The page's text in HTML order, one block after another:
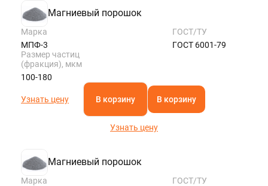
Магниевый порошок
Марка
МПФ-3
ГОСТ/ТУ
ГОСТ 6001-79
Размер частиц
(фракция), мкм
100-180
Узнать цену В корзину В корзину
Узнать цену
Магниевый порошок
Марка
ГОСТ/ТУ